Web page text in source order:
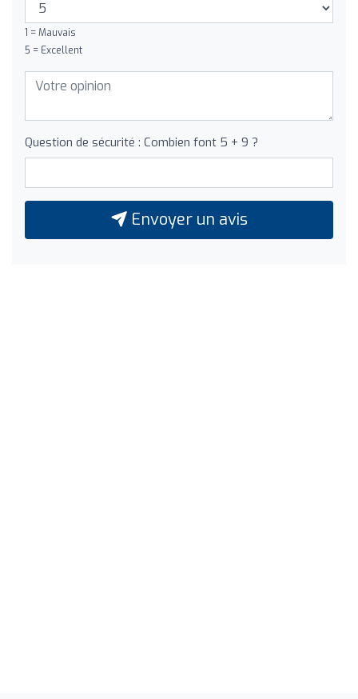
1 = Mauvais
5 = Excellent
Question de sécurité : Combien font 5 + 9 ?
Envoyer un avis